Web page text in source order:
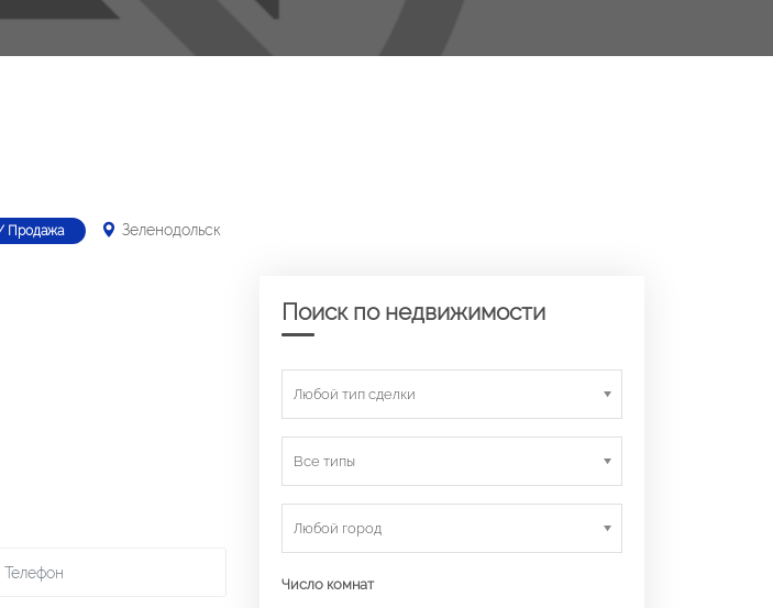
Продажа Зеленодольск
Поиск по недвижимости
Любой тип сделки
Все типы
Любой город
Число комнат